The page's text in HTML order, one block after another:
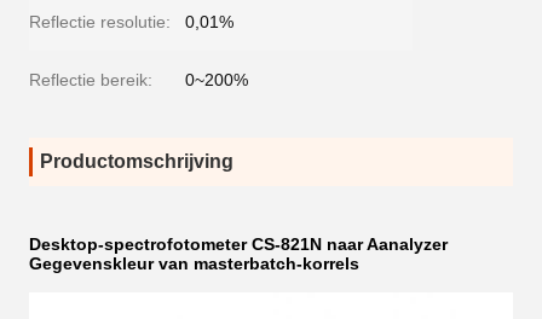
Reflectie resolutie: 0,01%
Reflectie bereik: 0~200%
Productomschrijving
Desktop-spectrofotometer CS-821N naar Aanalyzer
Gegevenskleur van masterbatch-korrels